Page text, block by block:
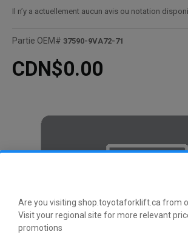
Are you visiting shop.toyotaforklift.ca from
Visit your regional site for more relevant
promotions
Il n’y a actuellement aucun avis ou notation
Partie OEM# 37590-9VA72-71
CDN$0.00